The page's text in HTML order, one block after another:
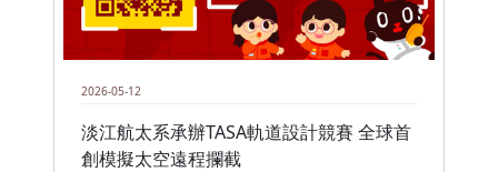
2026-05-12
淡江航太系承辦TASA軌道設計競賽 全球首
創模擬太空遠程攔截